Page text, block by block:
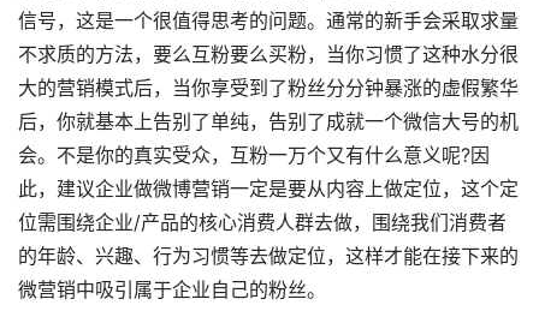
信号，这是一个很值得思考的问题。通常的新手会采取求量
不求质的方法，要么互粉要么买粉，当你习惯了这种水分很
大的营销模式后，当你享受到了粉丝分分钟暴涨的虚假繁华
后，你就基本上告别了单纯，告别了成就一个微信大号的机
会。不是你的真实受众，互粉一万个又有什么意义呢?因
此，建议企业做微博营销一定是要从内容上做定位，这个定
位需围绕企业/产品的核心消费人群去做，围绕我们消费者
的年龄、兴趣、行为习惯等去做定位，这样才能在接下来的
微营销中吸引属于企业自己的粉丝。